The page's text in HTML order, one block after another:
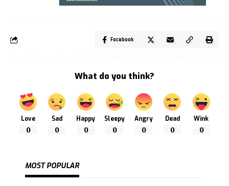
Facebook
What do you think?
Love
0
Sad
0
Happy
0
Sleepy
0
Angry
0
Dead
0
Wink
0
MOST POPULAR